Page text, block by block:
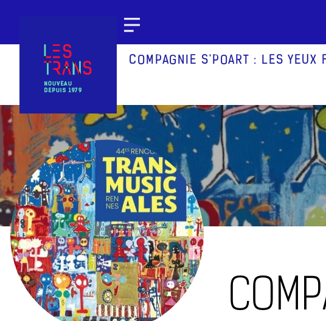
COMPAGNIE S'POART : LES YEUX